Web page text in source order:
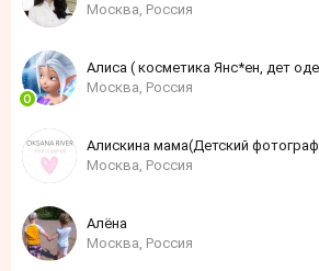
Москва, Россия
Москва, Россия
Алискина мама(Детский
Москва, Россия
Алёна
Москва, Россия